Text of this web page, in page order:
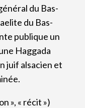
du Bas-
du Bas-
publique un
Haggada
juif alsacien et
», « récit »)